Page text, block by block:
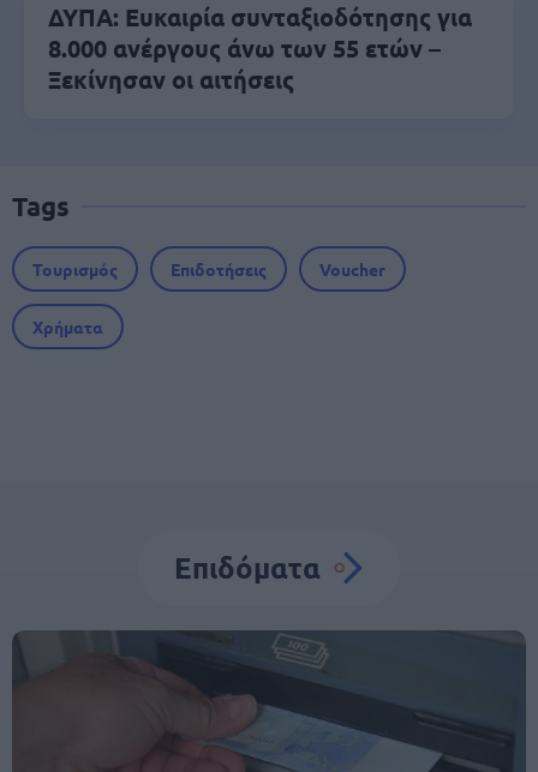
ΔΥΠΑ: Ευκαιρία συνταξιοδότησης για
8.000 ανέργους άνω των 55 ετών –
Ξεκίνησαν οι αιτήσεις
Tags
Τουρισμός Επιδοτήσεις Voucher
Χρήματα
Επιδόματα